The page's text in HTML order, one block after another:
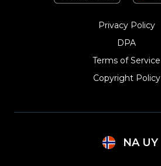
Privacy Policy
DPA
Terms of Service
Copyright Policy‎
NA UY